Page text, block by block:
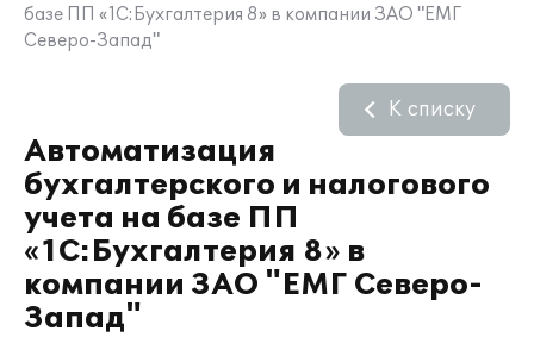
базе ПП «1C:Бухгалтерия 8» в компании ЗАО "ЕМГ
Северо-Запад"
Автоматизация
бухгалтерского и налогового
учета на базе ПП
«1C:Бухгалтерия 8» в
компании ЗАО "ЕМГ Северо-
Запад"
К списку